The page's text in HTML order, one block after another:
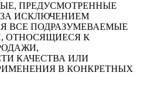
ПРЕДУСМОТРЕННЫЕ
ИСКЛЮЧЕНИЕМ
ВСЕ ПОДРАЗУМЕВАЕМЫЕ
ОТНОСЯЩИЕСЯ К
КАЧЕСТВА ИЛИ
В КОНКРЕТНЫХ